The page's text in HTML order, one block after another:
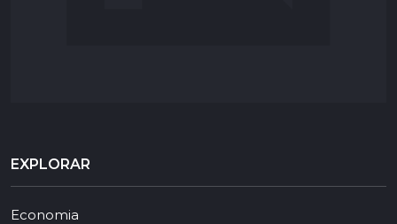
EXPLORAR
Economia